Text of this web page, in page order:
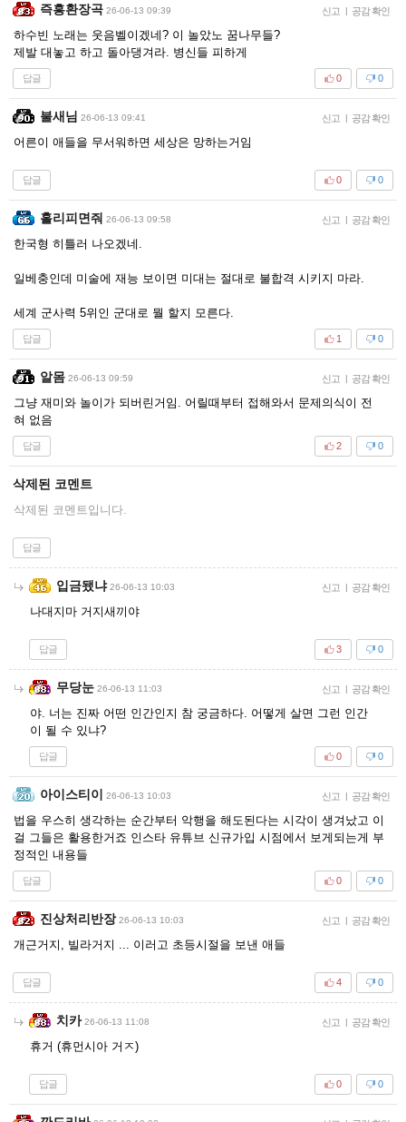
즉흥환장곡 26-06-13 09:39 신고 | 공감 확인
하수빈 노래는 웃음벨이겠네? 이 놀았노 꿈나무들?
제발 대놓고 하고 돌아댕겨라. 병신들 피하게
답글 0
0
불새님 26-06-13 09:41 신고 | 공감 확인
어른이 애들을 무서워하면 세상은 망하는거임
답글 0
0
홀리피면줘 26-06-13 09:58 신고 | 공감 확인
한국형 히틀러 나오겠네.
일베충인데 미술에 재능 보이면 미대는 절대로 불합격 시키지 마라.
세계 군사력 5위인 군대로 뭘 할지 모른다.
답글 0
1
알몸 26-06-13 09:59 신고 | 공감 확인
그냥 재미와 놀이가 되버린거임. 어릴때부터 접해와서 문제의식이 전
혀 없음
답글 0
2
삭제된 코멘트
삭제된 코멘트입니다.
답글
입금됐냐 26-06-13 10:03 신고 | 공감 확인
나대지마 거지새끼야
답글 0
3
무당눈 26-06-13 11:03 신고 | 공감 확인
야. 너는 진짜 어떤 인간인지 참 궁금하다. 어떻게 살면 그런 인간
이 될 수 있냐?
답글 0
0
아이스티이 26-06-13 10:03 신고 | 공감 확인
법을 우스히 생각하는 순간부터 악행을 해도된다는 시각이 생겨났고 이
걸 그들은 활용한거죠 인스타 유튜브 신규가입 시점에서 보게되는게 부
정적인 내용들
답글 0
0
진상처리반장 26-06-13 10:03 신고 | 공감 확인
개근거지, 빌라거지 ... 이러고 초등시절을 보낸 애들
답글 0
4
치카 26-06-13 11:08 신고 | 공감 확인
휴거 (휴먼시아 거ㅈ)
답글 0
0